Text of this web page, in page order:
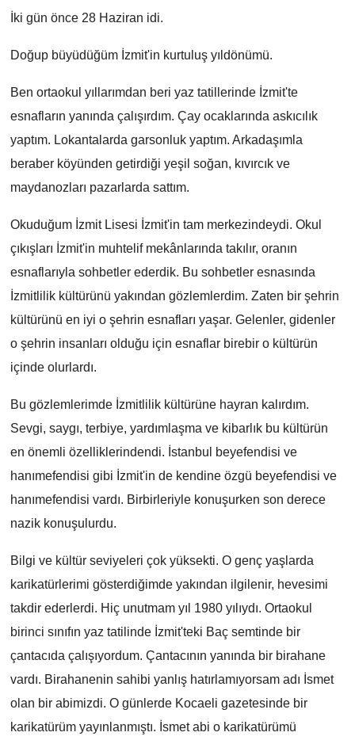
İki gün önce 28 Haziran idi.
Doğup büyüdüğüm İzmit'in kurtuluş yıldönümü.
Ben ortaokul yıllarımdan beri yaz tatillerinde İzmit'te
esnafların yanında çalışırdım. Çay ocaklarında askıcılık
yaptım. Lokantalarda garsonluk yaptım. Arkadaşımla
beraber köyünden getirdiği yeşil soğan, kıvırcık ve
maydanozları pazarlarda sattım.
Okuduğum İzmit Lisesi İzmit'in tam merkezindeydi. Okul
çıkışları İzmit'in muhtelif mekânlarında takılır, oranın
esnaflarıyla sohbetler ederdik. Bu sohbetler esnasında
İzmitlilik kültürünü yakından gözlemlerdim. Zaten bir şehrin
kültürünü en iyi o şehrin esnafları yaşar. Gelenler, gidenler
o şehrin insanları olduğu için esnaflar birebir o kültürün
içinde olurlardı.
Bu gözlemlerimde İzmitlilik kültürüne hayran kalırdım.
Sevgi, saygı, terbiye, yardımlaşma ve kibarlık bu kültürün
en önemli özelliklerindendi. İstanbul beyefendisi ve
hanımefendisi gibi İzmit'in de kendine özgü beyefendisi ve
hanımefendisi vardı. Birbirleriyle konuşurken son derece
nazik konuşulurdu.
Bilgi ve kültür seviyeleri çok yüksekti. O genç yaşlarda
karikatürlerimi gösterdiğimde yakından ilgilenir, hevesimi
takdir ederlerdi. Hiç unutmam yıl 1980 yılıydı. Ortaokul
birinci sınıfın yaz tatilinde İzmit'teki Baç semtinde bir
çantacıda çalışıyordum. Çantacının yanında bir birahane
vardı. Birahanenin sahibi yanlış hatırlamıyorsam adı İsmet
olan bir abimizdi. O günlerde Kocaeli gazetesinde bir
karikatürüm yayınlanmıştı. İsmet abi o karikatürümü
Sanat